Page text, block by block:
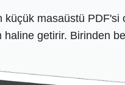
masaüstü
getirir. Birinden